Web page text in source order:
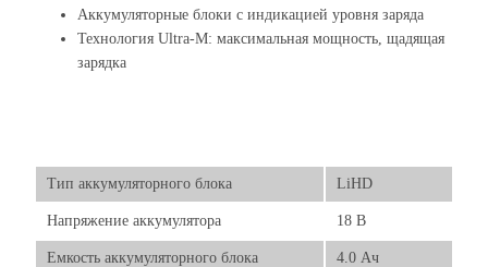
Аккумуляторные блоки с индикацией уровня заряда
Технология Ultra-M: максимальная мощность, щадящая
зарядка
Тип аккумуляторного блока LiHD
Напряжение аккумулятора 18 В
Емкость аккумуляторного блока 4.0 Ач